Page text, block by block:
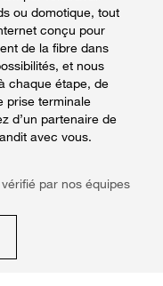
ou domotique, tout
conçu pour
de la fibre dans
et nous
chaque étape, de
prise terminale
d’un partenaire de
avec vous.
par nos équipes